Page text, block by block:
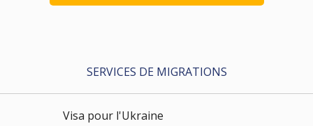
SERVICES DE MIGRATIONS
Visa pour l'Ukraine